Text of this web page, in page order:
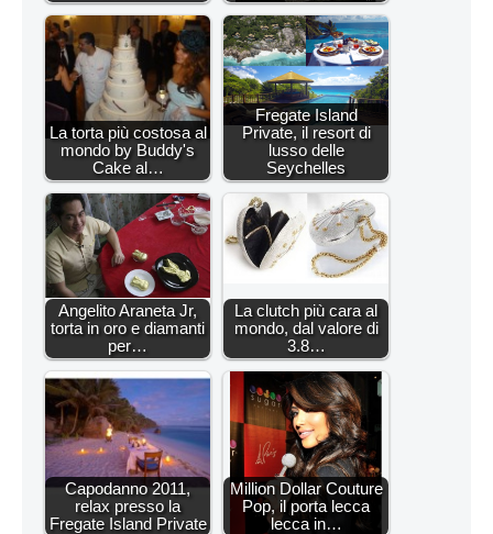
La torta più costosa al
mondo by Buddy's
Cake al…
Fregate Island
Private, il resort di
lusso delle
Seychelles
Angelito Araneta Jr,
torta in oro e diamanti
per…
La clutch più cara al
mondo, dal valore di
3.8…
Capodanno 2011,
relax presso la
Fregate Island Private
Million Dollar Couture
Pop, il porta lecca
lecca in…